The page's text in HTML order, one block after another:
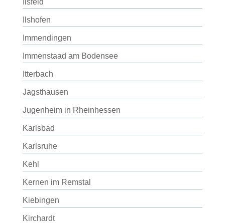
Ilsfeld
Ilshofen
Immendingen
Immenstaad am Bodensee
Itterbach
Jagsthausen
Jugenheim in Rheinhessen
Karlsbad
Karlsruhe
Kehl
Kernen im Remstal
Kiebingen
Kirchardt